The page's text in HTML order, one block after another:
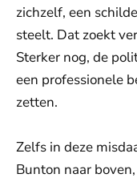
zichzelf, een
steelt. Dat zoekt
Sterker nog, de
een professionele
zetten.
Zelfs in deze
Bunton naar